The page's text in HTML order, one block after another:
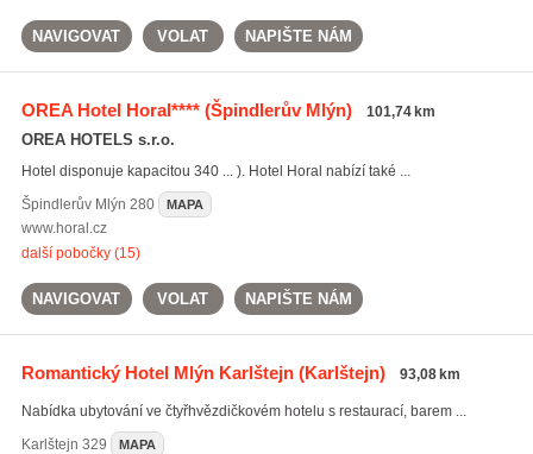
NAVIGOVAT VOLAT NAPIŠTE NÁM
OREA Hotel Horal****(Špindlerův Mlýn) 101,74 km
OREA HOTELS s.r.o.
Hotel disponuje kapacitou 340 ... ). Hotel Horal nabízí také ...
Špindlerův Mlýn 280 MAPA
www.horal.cz
další pobočky (15)
NAVIGOVAT VOLAT NAPIŠTE NÁM
Romantický Hotel Mlýn Karlštejn(Karlštejn) 93,08 km
Nabídka ubytování ve čtyřhvězdičkovém hotelu s restaurací, barem ...
Karlštejn 329 MAPA